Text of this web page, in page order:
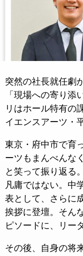
突然の社長就任劇
「現場への寄り
リはホール特有の
イエンスアーツ・
東京・府中市で育
ーツもまんべんな
と笑って振り返る
凡庸ではない。中
表として、さらに
挨拶に登壇。そん
ピソードに、リー
その後、自身の将